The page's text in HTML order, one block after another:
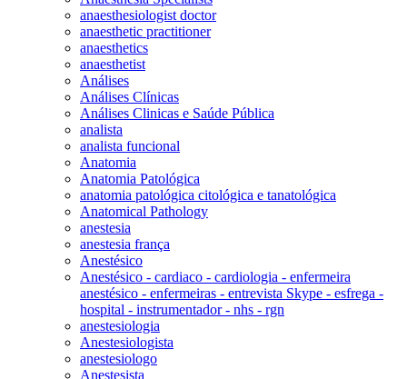
anaesthesiologist doctor
anaesthetic practitioner
anaesthetics
anaesthetist
Análises
Análises Clínicas
Análises Clinicas e Saúde Pública
analista
analista funcional
Anatomia
Anatomia Patológica
anatomia patológica citológica e tanatológica
Anatomical Pathology
anestesia
anestesia frança
Anestésico
Anestésico - cardiaco - cardiologia - enfermeira
anestésico - enfermeiras - entrevista Skype - esfrega -
hospital - instrumentador - nhs - rgn
anestesiologia
Anestesiologista
anestesiologo
Anestesista